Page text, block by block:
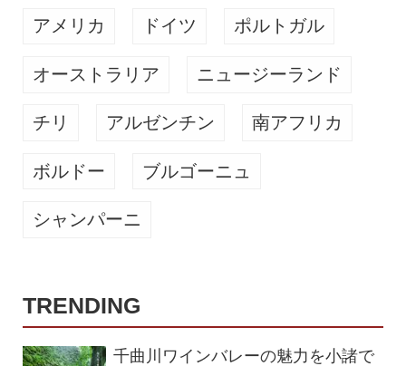
アメリカ ドイツ ポルトガル
オーストラリア ニュージーランド
チリ アルゼンチン 南アフリカ
ボルドー ブルゴーニュ
シャンパーニ
TRENDING
千曲川ワインバレーの魅力を小諸で